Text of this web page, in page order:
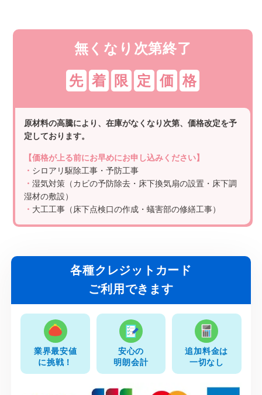
無くなり次第終了
先 着 限 定 価 格
原材料の高騰により、在庫がなくなり次第、価格改定を予
定しております。
【価格が上る前にお早めにお申し込みください】
・ シロアリ駆除工事・予防工事
・湿気対策（カビの予防除去・床下換気扇の設置・床下調
湿材の敷設）
・ 大工工事（床下点検口の作成・蟻害部の修繕工事）
各種クレジットカード
ご利用できます
業界最安値
に挑戦！
安心の
明朗会計
追加料金は
一切なし